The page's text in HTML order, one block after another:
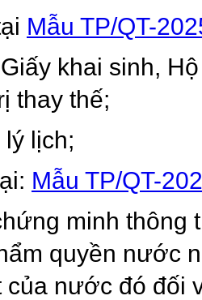
Mẫu TP/QT-
khai sinh,
thay thế;
lịch;
Mẫu TP/QT-
minh thông
quyền nước
của nước đó đối